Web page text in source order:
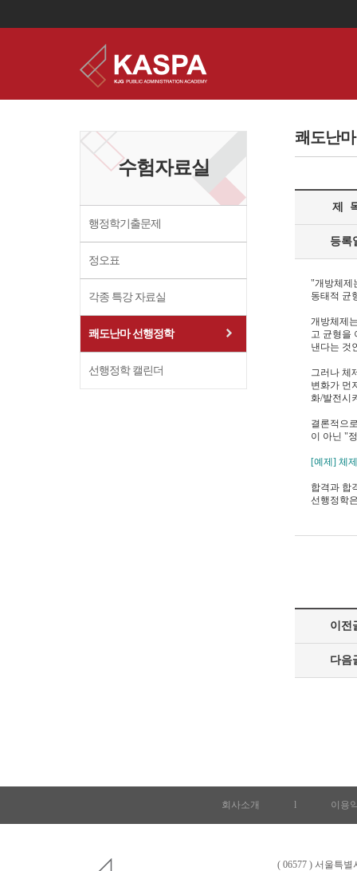
수험자료실
행정학기출문제
정오표
각종 특강 자료실
쾌도난마 선행정학
선행정학 캘린더
쾌도난
제
등록
"개방체제
동태적 균
개방체제
고 균형을
낸다는 것
그러나 체
변화가 먼
화/발전시
결론적으
이 아닌 "
[예제] 체
합격과 합
선행정학
이전
다음
회사소개 l 이용
( 06577 ) 서울특